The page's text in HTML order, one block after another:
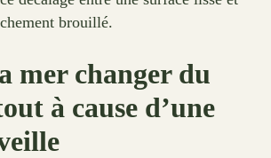
brouillé.
mer changer du
à cause d’une